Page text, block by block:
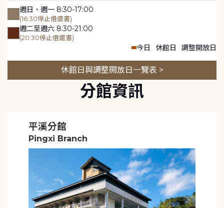
週日、週一 8:30-17:00
(16:30停止借還書)
週二至週六 8:30-21:00
(20:30停止借還書)
今日 休館日 調整開放日
休館日與調整開放日一覽表 >
分館資訊
平溪分館
Pingxi Branch